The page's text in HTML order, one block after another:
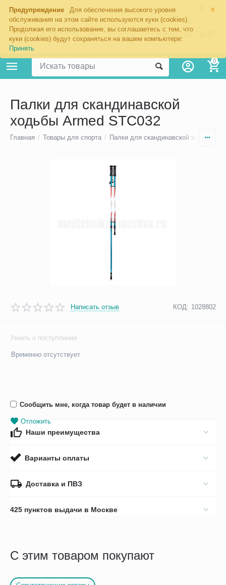
×
Предупреждение
Для обеспечения высокого уровня
обслуживания на этом сайте используются куки (cookies).
Продолжая его использование, вы соглашаетесь с тем, что
куки (cookies) будут сохраняться на вашем компьютере:
Принять
Москва
8 800 201-70-97
0
Палки для скандинавской
ходьбы Armed STC032
Главная / Товары для спорта / Палки для скандинавской ходьбы
Написать отзыв КОД: 1028802
Узнать о поступлении
Временно отсутствует
Сообщить мне, когда товар будет в наличии
Отложить
Наши преимущества
Варианты оплаты
Доставка и ПВЗ
425 пунктов выдачи в Москве
С этим товаром покупают